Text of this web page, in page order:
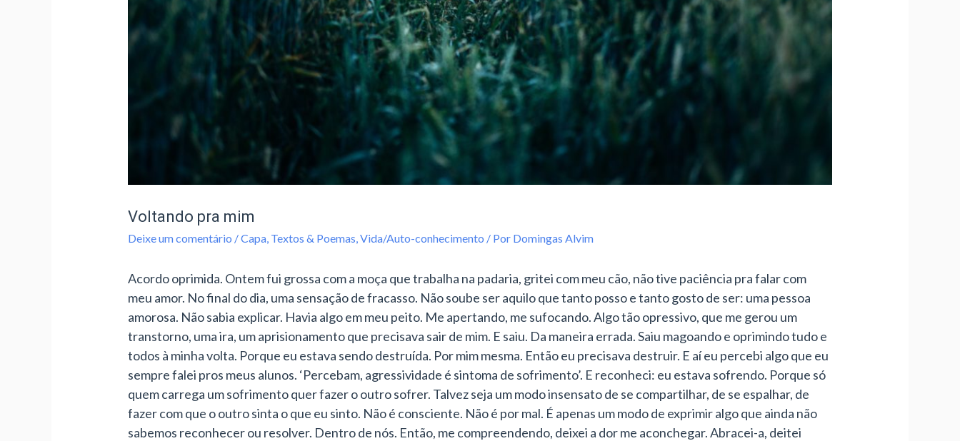
Voltando pra mim
Deixe um comentário /Capa, Textos & Poemas,Vida/Auto-conhecimento / Por Domingas Alvim
Acordo oprimida. Ontem fui grossa com a moça que trabalha na padaria, gritei com meu cão, não tive paciência pra falar com
meu amor. No final do dia, uma sensação de fracasso. Não soube ser aquilo que tanto posso e tanto gosto de ser: uma pessoa
amorosa. Não sabia explicar. Havia algo em meu peito. Me apertando, me sufocando. Algo tão opressivo, que me gerou um
transtorno, uma ira, um aprisionamento que precisava sair de mim. E saiu. Da maneira errada. Saiu magoando e oprimindo tudo e
todos à minha volta. Porque eu estava sendo destruída. Por mim mesma. Então eu precisava destruir. E aí eu percebi algo que eu
sempre falei pros meus alunos. ‘Percebam, agressividade é sintoma de sofrimento’. E reconheci: eu estava sofrendo. Porque só
quem carrega um sofrimento quer fazer o outro sofrer. Talvez seja um modo insensato de se compartilhar, de se espalhar, de
fazer com que o outro sinta o que eu sinto. Não é consciente. Não é por mal. É apenas um modo de exprimir algo que ainda não
sabemos reconhecer ou resolver. Dentro de nós. Então, me compreendendo, deixei a dor me aconchegar. Abracei-a, deitei